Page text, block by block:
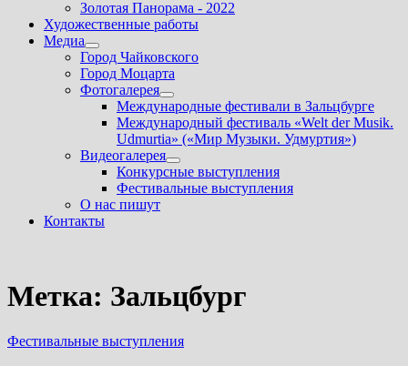
Золотая Панорама - 2022
Художественные работы
Медиа
Показать
подменю
Город Чайковского
Город Моцарта
Фотогалерея
Показать
подменю
Международные фестивали в Зальцбурге
Международный фестиваль «Welt der Musik.
Udmurtia» («Мир Музыки. Удмуртия»)
Видеогалерея
Показать
подменю
Конкурсные выступления
Фестивальные выступления
О нас пишут
Контакты
Метка: Зальцбург
Фестивальные выступления